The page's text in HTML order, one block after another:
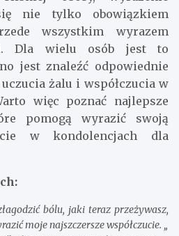
nie tylko obowiązkiem
wszystkim wyrazem
Dla wielu osób jest to
jest znaleźć odpowiednie
żalu i współczucia w
więc poznać najlepsze
pomogą wyrazić swoją
w kondolencjach dla
bólu, jaki teraz przeżywasz,
moje najszczersze współczucie. „